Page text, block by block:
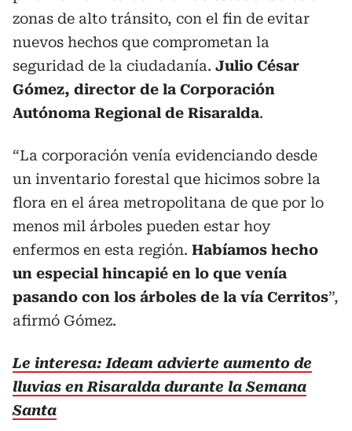
zonas de alto tránsito, con el fin de evitar
nuevos hechos que comprometan la
seguridad de la ciudadanía. Julio César
Gómez, director de la Corporación
Autónoma Regional de Risaralda.
“La corporación venía evidenciando desde
un inventario forestal que hicimos sobre la
flora en el área metropolitana de que por lo
menos mil árboles pueden estar hoy
enfermos en esta región. Habíamos hecho
un especial hincapié en lo que venía
pasando con los árboles de la vía Cerritos”,
afirmó Gómez.
Le interesa: Ideam advierte aumento de
lluvias en Risaralda durante la Semana
Santa